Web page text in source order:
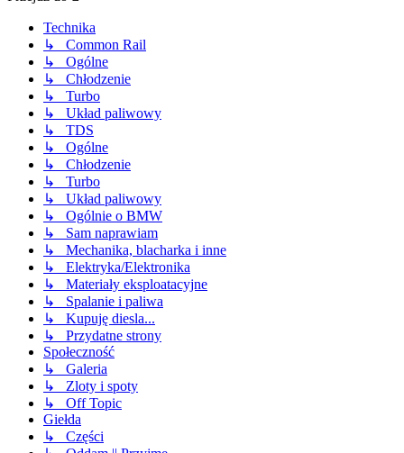
Technika
↳ Common Rail
↳ Ogólne
↳ Chłodzenie
↳ Turbo
↳ Układ paliwowy
↳ TDS
↳ Ogólne
↳ Chłodzenie
↳ Turbo
↳ Układ paliwowy
↳ Ogólnie o BMW
↳ Sam naprawiam
↳ Mechanika, blacharka i inne
↳ Elektryka/Elektronika
↳ Materiały eksploatacyjne
↳ Spalanie i paliwa
↳ Kupuję diesla...
↳ Przydatne strony
Społeczność
↳ Galeria
↳ Zloty i spoty
↳ Off Topic
Giełda
↳ Części